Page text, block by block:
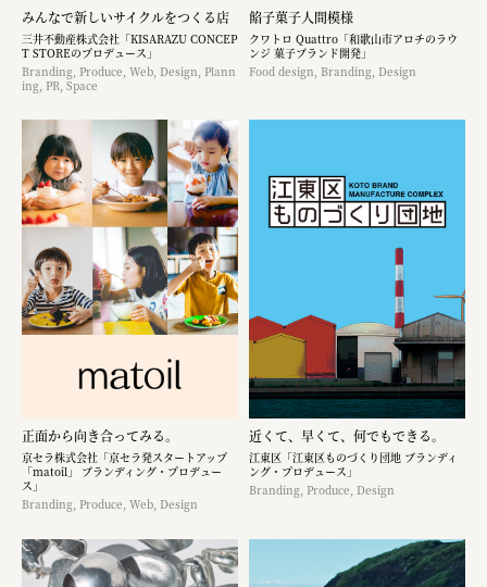
みんなで新しいサイクルをつくる店
三井不動産株式会社「KISARAZU CONCEP
T STOREのプロデュース」
Branding, Produce, Web, Design, Plann
ing, PR, Space
餡子菓子人間模様
クワトロ Quattro「和歌山市アロチのラウ
ンジ 菓子ブランド開発」
Food design, Branding, Design
正面から向き合ってみる。
京セラ株式会社「京セラ発スタートアップ
「matoil」 ブランディング・プロデュー
ス」
Branding, Produce, Web, Design
近くて、早くて、何でもできる。
江東区「江東区ものづくり団地 ブランディ
ング・プロデュース」
Branding, Produce, Design